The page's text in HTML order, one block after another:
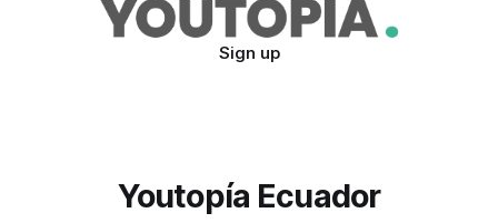
Sign up
Youtopía Ecuador